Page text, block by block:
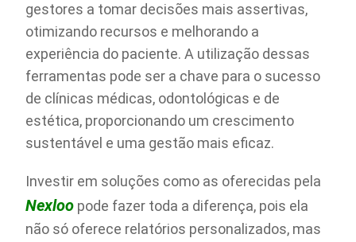
gestores a tomar decisões mais assertivas,
otimizando recursos e melhorando a
experiência do paciente. A utilização dessas
ferramentas pode ser a chave para o sucesso
de clínicas médicas, odontológicas e de
estética, proporcionando um crescimento
sustentável e uma gestão mais eficaz.
Investir em soluções como as oferecidas pela
Nexloo pode fazer toda a diferença, pois ela
não só oferece relatórios personalizados, mas